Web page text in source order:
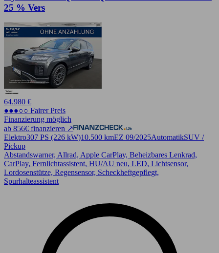
25 % Vers
64.980 €
●●●○○ Fairer Preis
Finanzierung möglich
ab 856€ finanzieren ↗
Elektro307 PS (226 kW)10.500 kmEZ 09/2025AutomatikSUV /
Pickup
Abstandswarner, Allrad, Apple CarPlay, Beheizbares Lenkrad,
CarPlay, Fernlichtassistent, HU/AU neu, LED, Lichtsensor,
Lordosenstütze, Regensensor, Scheckheftgepflegt,
Spurhalteassistent